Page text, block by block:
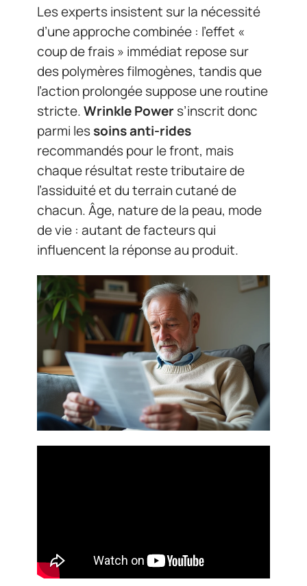
Les experts insistent sur la nécessité
d’une approche combinée : l’effet «
coup de frais » immédiat repose sur
des polymères filmogènes, tandis que
l’action prolongée suppose une routine
stricte.Wrinkle Powers’inscrit donc
parmi lessoins anti-rides
recommandés pour le front, mais
chaque résultat reste tributaire de
l’assiduité et du terrain cutané de
chacun. Âge, nature de la peau, mode
de vie : autant de facteurs qui
influencent la réponse au produit.